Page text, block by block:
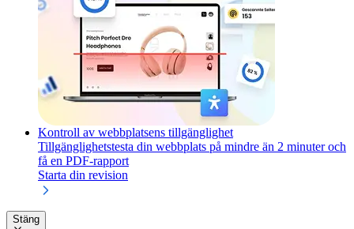
Kontroll av webbplatsens tillgänglighet
Tillgänglighetstesta din webbplats på mindre än 2 minuter och
få en PDF-rapport
Starta din revision
Stäng